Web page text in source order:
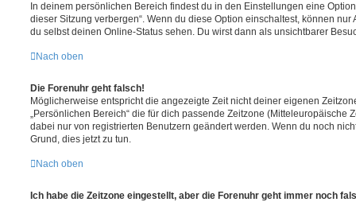
In deinem persönlichen Bereich findest du in den Einstellungen eine
dieser Sitzung verbergen“. Wenn du diese Option einschaltest, können
du selbst deinen Online-Status sehen. Du wirst dann als unsichtbarer
Nach oben
Die Forenuhr geht falsch!
Möglicherweise entspricht die angezeigte Zeit nicht deiner eigenen
„Persönlichen Bereich“ die für dich passende Zeitzone (Mitteleuropäische
dabei nur von registrierten Benutzern geändert werden. Wenn du noch
Grund, dies jetzt zu tun.
Nach oben
Ich habe die Zeitzone eingestellt, aber die Forenuhr geht immer noch